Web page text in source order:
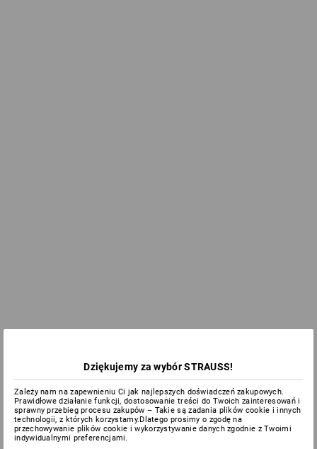
Dziękujemy za wybór STRAUSS!
Zależy nam na zapewnieniu Ci jak najlepszych doświadczeń zakupowych.
Prawidłowe działanie funkcji, dostosowanie treści do Twoich zainteresowań i
sprawny przebieg procesu zakupów – Takie są zadania plików cookie i innych
technologii, z których korzystamy.Dlatego prosimy o zgodę na
przechowywanie plików cookie i wykorzystywanie danych zgodnie z Twoimi
indywidualnymi preferencjami.